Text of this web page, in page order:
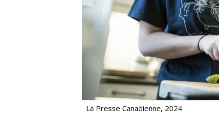
La Presse Canadienne, 2024